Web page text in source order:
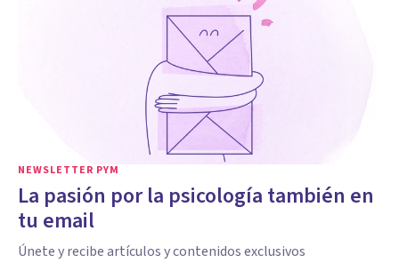
NEWSLETTER PYM
La pasión por la psicología también en
tu email
Únete y recibe artículos y contenidos exclusivos